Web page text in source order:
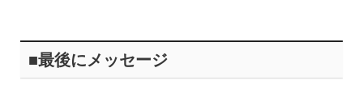
■最後にメッセージ